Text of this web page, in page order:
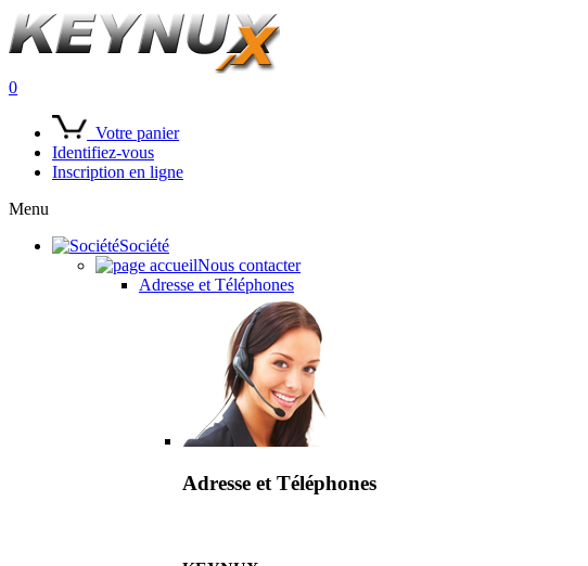
0
Votre panier
Identifiez-vous
Inscription en ligne
Menu
Société
Nous contacter
Adresse et Téléphones
Adresse et Téléphones